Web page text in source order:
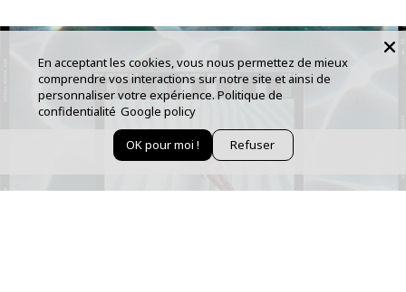
En acceptant les cookies, vous nous permettez de mieux
comprendre vos interactions sur notre site et ainsi de
personnaliser votre expérience. Politique de
confidentialité Google policy
OK pour moi ! Refuser